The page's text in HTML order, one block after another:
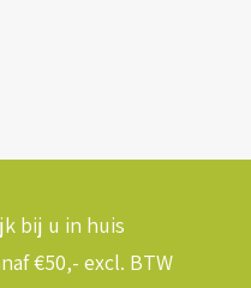
bij u in huis
€50,- excl. BTW